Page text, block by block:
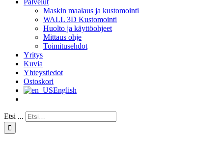
Palvelut
Maskin maalaus ja kustomointi
WALL 3D Kustomointi
Huolto ja käyttöohjeet
Mittaus ohje
Toimitusehdot
Yritys
Kuvia
Yhteystiedot
Ostoskori
English
Etsi ...